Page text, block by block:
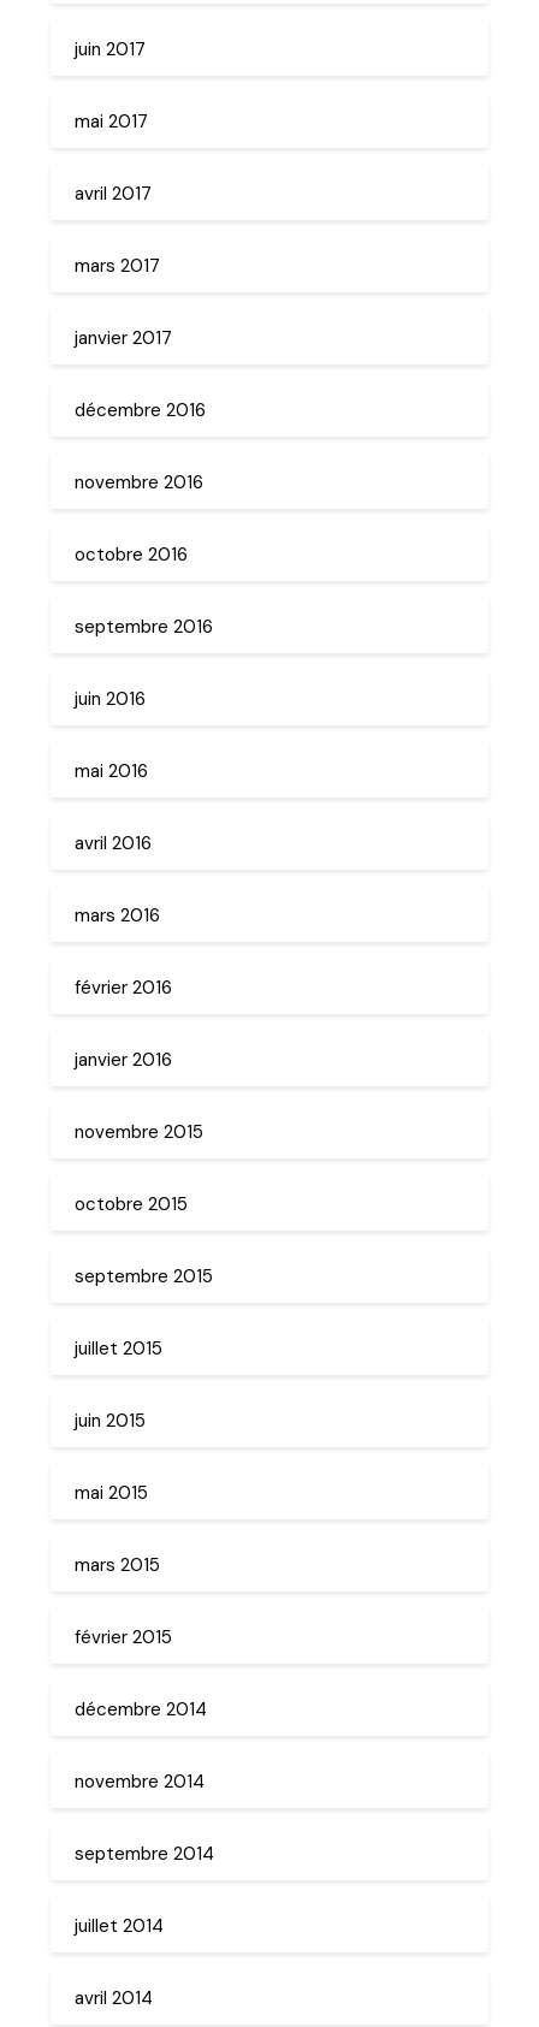
juin 2017
mai 2017
avril 2017
mars 2017
janvier 2017
décembre 2016
novembre 2016
octobre 2016
septembre 2016
juin 2016
mai 2016
avril 2016
mars 2016
février 2016
janvier 2016
novembre 2015
octobre 2015
septembre 2015
juillet 2015
juin 2015
mai 2015
mars 2015
février 2015
décembre 2014
novembre 2014
septembre 2014
juillet 2014
avril 2014